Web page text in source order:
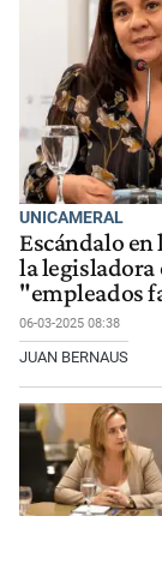
UNICAMERAL
Escándalo
la legisladora
"empleados
06-03-2025 08:38
JUAN BERNAUS